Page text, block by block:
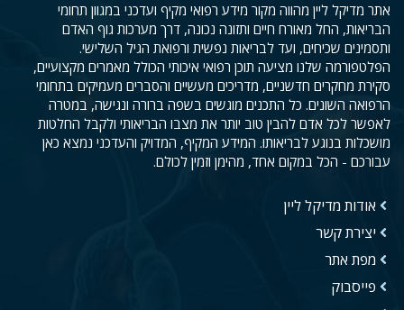
אתר מדיקל ליין מהווה מקור מידע רפואי מקיף ועדכני במגוון תחומי
הבריאות, החל מאורח חיים ותזונה נכונה, דרך מערכות גוף האדם
ותסמינים שכיחים, ועד לבריאות נפשית ורפואת הגיל השלישי.
הפלטפורמה שלנו מציעה תוכן רפואי איכותי הכולל מאמרים מקצועיים,
סקירת מחקרים חדשניים, מדריכים מעשיים והסברים מעמיקים בתחומי
הרפואה השונים. כל התכנים מוגשים בשפה ברורה ונגישה, במטרה
לאפשר לכל אדם להבין טוב יותר את מצבו הבריאותי ולקבל החלטות
מושכלות בנוגע לבריאותו. המידע המקיף, המדויק והעדכני נמצא כאן
עבורכם - הכל במקום אחד, מהימן וזמין לכולם.
אודות מדיקל ליין
יצירת קשר
מפת אתר
פייסבוק